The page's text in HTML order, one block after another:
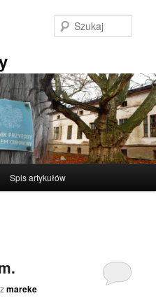
Spis artykułów
mareke